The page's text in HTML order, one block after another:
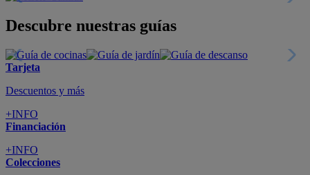
Descubre nuestras guías
Tarjeta
Descuentos y más
+INFO
Financiación
+INFO
Colecciones